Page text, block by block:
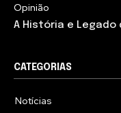
Opinião
A História e Legado
CATEGORIAS
Notícias